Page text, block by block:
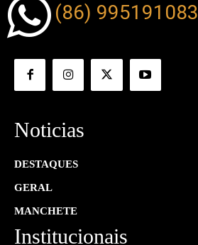
(86) 995191083
Noticias
DESTAQUES
GERAL
MANCHETE
Institucionais